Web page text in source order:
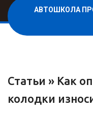
АВТОШКОЛА
Статьи » Как
колодки